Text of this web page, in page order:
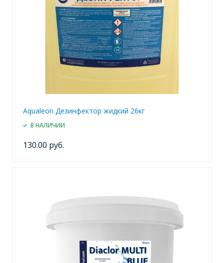
Aqualeon Дезинфектор жидкий 26кг
В НАЛИЧИИ
130.00 руб.